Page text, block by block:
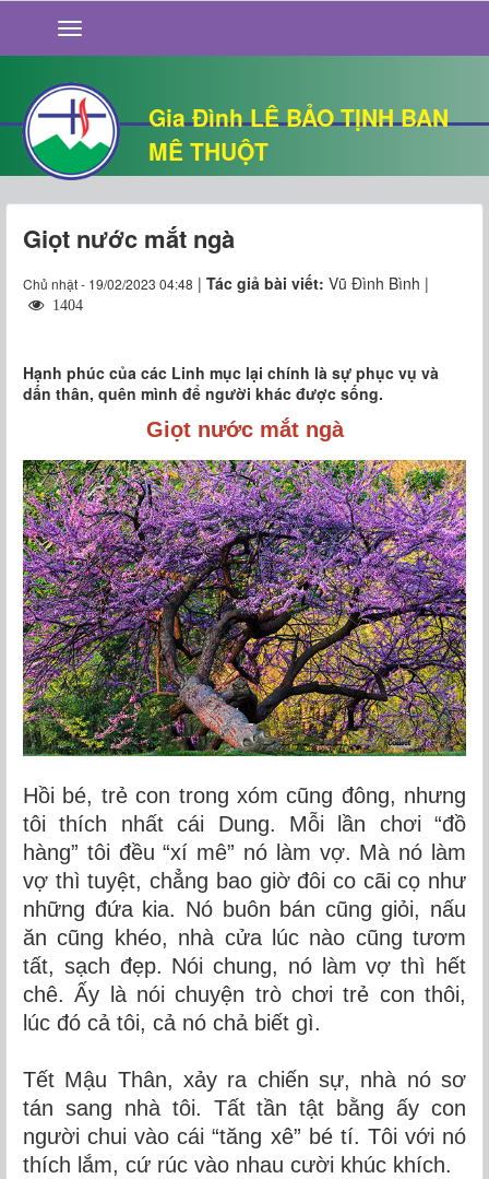
Gia Đình LÊ BẢO TỊNH BAN
MÊ THUỘT
GIỚI THIỆU
TIN TỨC
SỐNG ĐẠO
CHUYỆN NHÀ
QUÁN VĂN
THƯ GIÃN
Giọt nước mắt ngà
Chủ nhật - 19/02/2023 04:48 | Tác giả bài viết: Vũ Đình Bình |
1404
Hạnh phúc của các Linh mục lại chính là sự phục vụ và
dấn thân, quên mình để người khác được sống.
Giọt nước mắt ngà
Hồi bé, trẻ con trong xóm cũng đông, nhưng
tôi thích nhất cái Dung. Mỗi lần chơi “đồ
hàng” tôi đều “xí mê” nó làm vợ. Mà nó làm
vợ thì tuyệt, chẳng bao giờ đôi co cãi cọ như
những đứa kia. Nó buôn bán cũng giỏi, nấu
ăn cũng khéo, nhà cửa lúc nào cũng tươm
tất, sạch đẹp. Nói chung, nó làm vợ thì hết
chê. Ấy là nói chuyện trò chơi trẻ con thôi,
lúc đó cả tôi, cả nó chả biết gì.
Tết Mậu Thân, xảy ra chiến sự, nhà nó sơ
tán sang nhà tôi. Tất tần tật bằng ấy con
người chui vào cái “tăng xê” bé tí. Tôi với nó
thích lắm, cứ rúc vào nhau cười khúc khích.